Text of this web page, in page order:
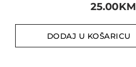
25.00KM
DODAJ U KOŠARICU